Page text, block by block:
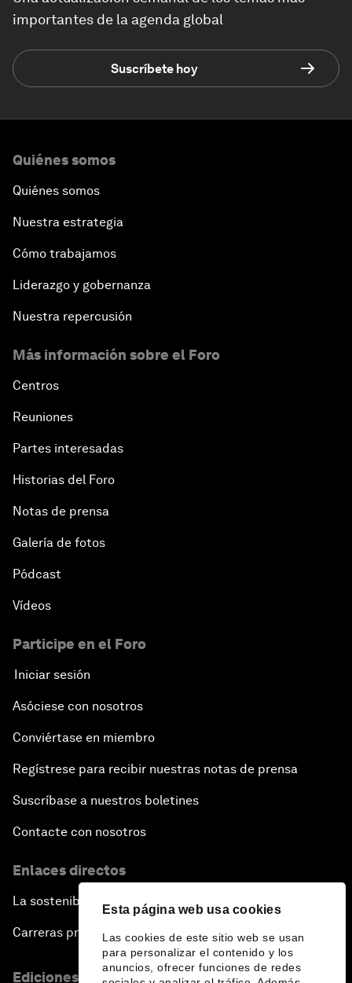
Esta página web usa cookies
Las cookies de este sitio web se usan
para personalizar el contenido y los
anuncios, ofrecer funciones de redes
importantes de la agenda global
Suscríbete hoy
Quiénes somos
Quiénes somos
Nuestra estrategia
Cómo trabajamos
Liderazgo y gobernanza
Nuestra repercusión
Más información sobre el Foro
Centros
Reuniones
Partes interesadas
Historias del Foro
Notas de prensa
Galería de fotos
Pódcast
Vídeos
Participe en el Foro
Iniciar sesión
Asóciese con nosotros
Conviértase en miembro
Regístrese para recibir nuestras notas de prensa
Suscríbase a nuestros boletines
Contacte con nosotros
Enlaces directos
La sostenibilidad en el Foro
Carreras profesionales
Ediciones en otros idiomas